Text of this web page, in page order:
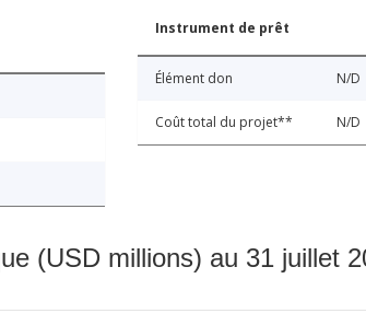
Instrument de prêt
Élément don N/D
Coût total du projet** N/D
(USD millions) au 31 juillet